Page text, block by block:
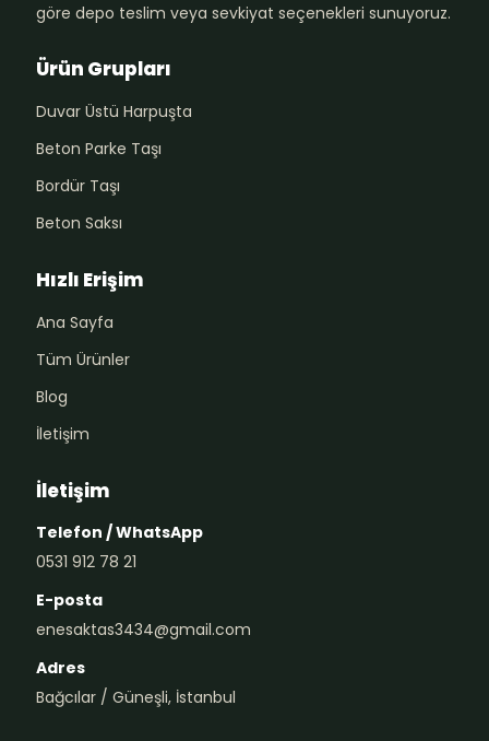
göre depo teslim veya sevkiyat seçenekleri sunuyoruz.
Ürün Grupları
Duvar Üstü Harpuşta
Beton Parke Taşı
Bordür Taşı
Beton Saksı
Hızlı Erişim
Ana Sayfa
Tüm Ürünler
Blog
İletişim
İletişim
Telefon / WhatsApp
0531 912 78 21
E-posta
enesaktas3434@gmail.com
Adres
Bağcılar / Güneşli, İstanbul